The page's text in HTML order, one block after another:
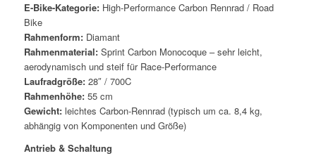
E-Bike-Kategorie:High-Performance Carbon Rennrad / Road
Bike
Rahmenform:Diamant
Rahmenmaterial:Sprint Carbon Monocoque – sehr leicht,
aerodynamisch und steif für Race-Performance
Laufradgröße:28″ / 700C
Rahmenhöhe:55 cm
Gewicht:leichtes Carbon-Rennrad (typisch um ca. 8,4 kg,
abhängig von Komponenten und Größe)
Antrieb & Schaltung